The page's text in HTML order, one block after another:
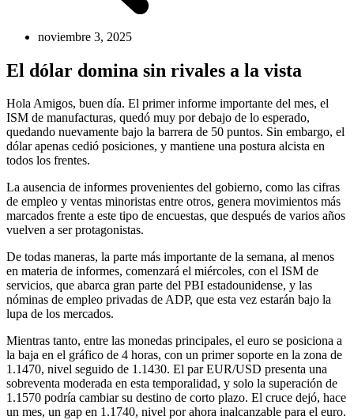
noviembre 3, 2025
El dólar domina sin rivales a la vista
Hola Amigos, buen día. El primer informe importante del mes, el
ISM de manufacturas, quedó muy por debajo de lo esperado,
quedando nuevamente bajo la barrera de 50 puntos. Sin embargo, el
dólar apenas cedió posiciones, y mantiene una postura alcista en
todos los frentes.
La ausencia de informes provenientes del gobierno, como las cifras
de empleo y ventas minoristas entre otros, genera movimientos más
marcados frente a este tipo de encuestas, que después de varios años
vuelven a ser protagonistas.
De todas maneras, la parte más importante de la semana, al menos
en materia de informes, comenzará el miércoles, con el ISM de
servicios, que abarca gran parte del PBI estadounidense, y las
nóminas de empleo privadas de ADP, que esta vez estarán bajo la
lupa de los mercados.
Mientras tanto, entre las monedas principales, el euro se posiciona a
la baja en el gráfico de 4 horas, con un primer soporte en la zona de
1.1470, nivel seguido de 1.1430. El par EUR/USD presenta una
sobreventa moderada en esta temporalidad, y solo la superación de
1.1570 podría cambiar su destino de corto plazo. El cruce dejó, hace
un mes, un gap en 1.1740, nivel por ahora inalcanzable para el euro.